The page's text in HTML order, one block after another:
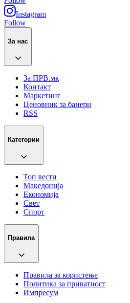
Instagram
Follow
За нас
За ПРВ.мк
Контакт
Маркетинг
Ценовник за банери
RSS
Категории
Топ вести
Македонија
Економија
Свет
Спорт
Правила
Правила за користење
Политика за приватност
Импресум